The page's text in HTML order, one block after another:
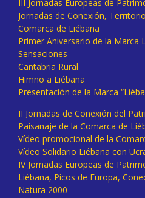
III Jornadas Europeas de
Jornadas de Conexión,
Comarca de Liébana
Primer Aniversario de la Marca
Sensaciones
Cantabria Rural
Himno a Liébana
Presentación de la Marca
II Jornadas de Conexión del
Paisanaje de la Comarca de
Vídeo promocional de la
Vídeo Solidario Liébana con
IV Jornadas Europeas de
Liébana, Picos de Europa,
Natura 2000